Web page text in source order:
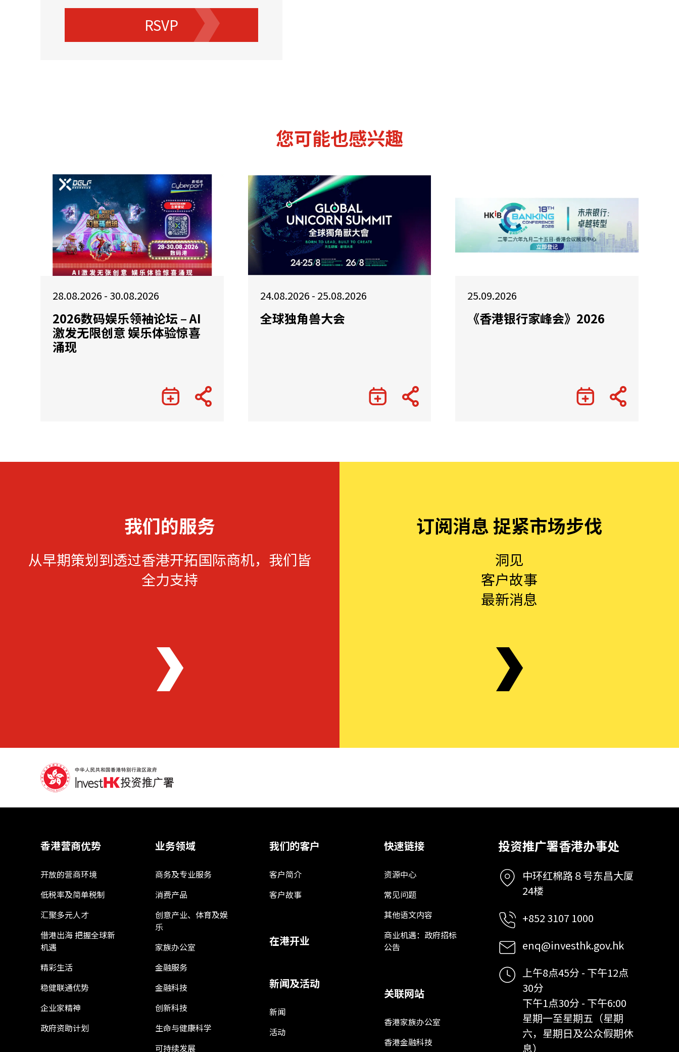
香港金融科技
RSVP
您可能也感兴趣
28.08.2026 - 30.08.2026
2026数码娱乐领袖论坛 – AI
激发无限创意 娱乐体验惊喜
涌现
24.08.2026 - 25.08.2026
全球独角兽大会
25.09.2026
《香港银行家峰会》2026
我们的服务
从早期策划到透过香港开拓国际商机，我们皆
全力支持
订阅消息 捉紧市场步伐
洞见
客户故事
最新消息
香港营商优势
开放的营商环境
低税率及简单税制
汇聚多元人才
借港出海 把握全球新
机遇
精彩生活
稳健联通优势
企业家精神
政府资助计划
业务领域
商务及专业服务
消费产品
创意产业、体育及娱
乐
家族办公室
金融服务
金融科技
创新科技
生命与健康科学
可持续发展
我们的客户
客户简介
客户故事
在港开业
新闻及活动
新闻
活动
快速链接
资源中心
常见问题
其他语文内容
商业机遇：政府招标
公告
关联网站
香港家族办公室
香港金融科技
投资推广署香港办事处
中环红棉路８号东昌大厦
24楼
+852 3107 1000
enq@investhk.gov.hk
上午8点45分 - 下午12点
30分
下午1点30分 - 下午6:00
星期一至星期五（星期
六，星期日及公众假期休
息）